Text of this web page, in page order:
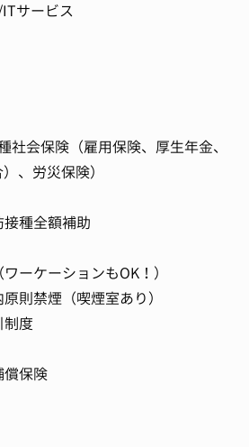
サービス
社会保険（雇用保険、厚生年金、
、労災保険）
接種全額補助
ーケーションもOK！）
則禁煙（喫煙室あり）
制度
償保険